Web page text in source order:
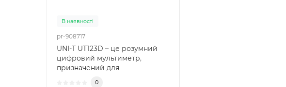
В наявності
pr-908717
UNI-T UT123D – це розумний
цифровий мультиметр,
призначений для
0